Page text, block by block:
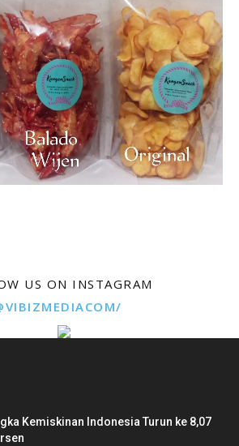
US ON INSTAGRAM
Kemiskinan Indonesia Turun ke 8,07